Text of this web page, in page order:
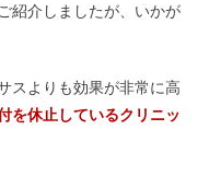
紹介しましたが、いかが
スよりも効果が非常に高
を休止しているクリニッ